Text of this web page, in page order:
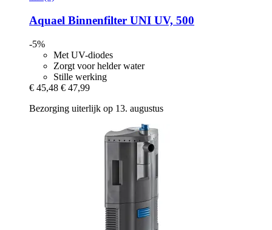
Aquael Binnenfilter UNI UV, 500
-5%
Met UV-diodes
Zorgt voor helder water
Stille werking
€ 45,48 € 47,99
Bezorging uiterlijk op 13. augustus